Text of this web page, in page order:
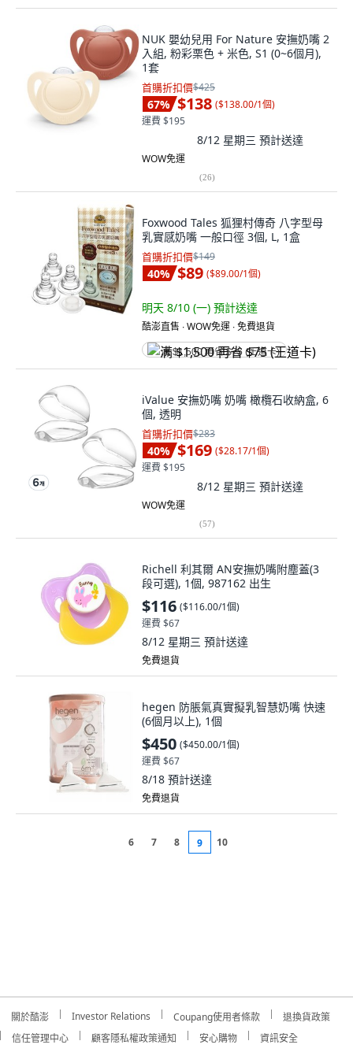
NUK 嬰幼兒用 For Nature 安撫奶嘴 2
入組, 粉彩栗色 + 米色, S1 (0~6個月),
1套
首購折扣價$425
67% $138 ($138.00/1個)
運費 $195
8/12 星期三 預計送達
WOW免運
(26)
Foxwood Tales 狐狸村傳奇 八字型母
乳實感奶嘴 一般口徑 3個, L, 1盒
首購折扣價$149
40% $89 ($89.00/1個)
明天 8/10 (一) 預計送達
酷澎直售 ∙ WOW免運 ∙ 免費退貨
满 $1,500 再省 $75 (王道卡)
iValue 安撫奶嘴 奶嘴 橄欖石收納盒, 6
個, 透明
首購折扣價$283
40% $169 ($28.17/1個)
運費 $195
8/12 星期三 預計送達
WOW免運
(57)
Richell 利其爾 AN安撫奶嘴附塵蓋(3
段可選), 1個, 987162 出生
$116 ($116.00/1個)
運費 $67
8/12 星期三 預計送達
免費退貨
hegen 防脹氣真實擬乳智慧奶嘴 快速
(6個月以上), 1個
$450 ($450.00/1個)
運費 $67
8/18 預計送達
免費退貨
6 7 8 9 10
關於酷澎 Investor Relations Coupang使用者條款
退換貨政策
信任管理中心
顧客隱私權政策通知 安心購物 資訊安全